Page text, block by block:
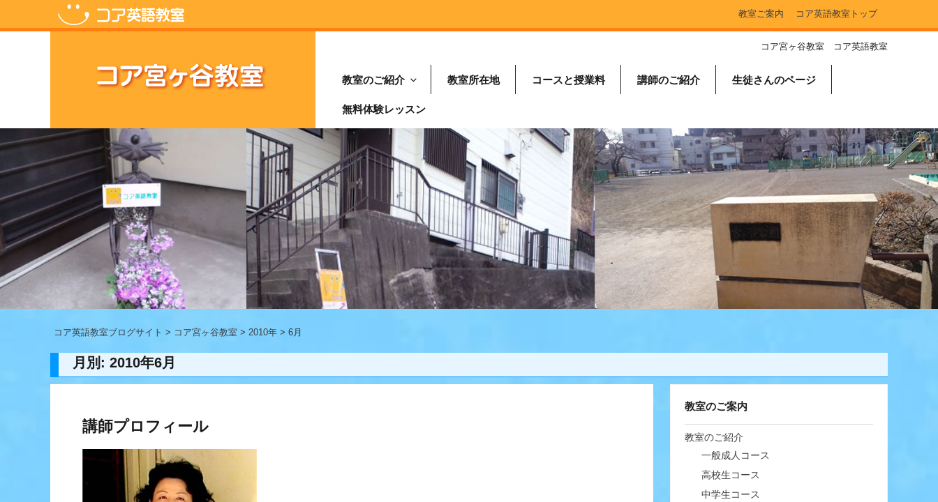
ン
ス
キ
教室ご案内 コア英語教室トップ
コア宮ヶ谷教室 コア英語教室
教室のご紹介 教室所在地 コースと授業料 講師のご紹介 生徒さんのページ
無料体験レッスン
コア英語教室ブログサイト > コア宮ヶ谷教室 > 2010年 > 6月
月別: 2010年6月
講師プロフィール
教室のご案内
教室のご紹介
一般成人コース
高校生コース
中学生コース